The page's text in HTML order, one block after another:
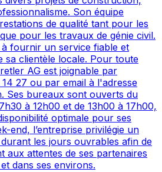
Son équipe
de qualité tant pour les
pour les travaux de génie civil.
fournir un service fiable et
sa clientèle locale. Pour toute
AG est joignable par
27 ou par email à l'adresse
Ses bureaux sont ouverts du
à 12h00 et de 13h00 à 17h00,
optimale pour ses
end, l’entreprise privilégie un
les jours ouvrables afin de
aux attentes de ses partenaires
dans ses environs.